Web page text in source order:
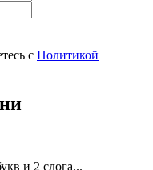
с Политикой
и 2 слога...